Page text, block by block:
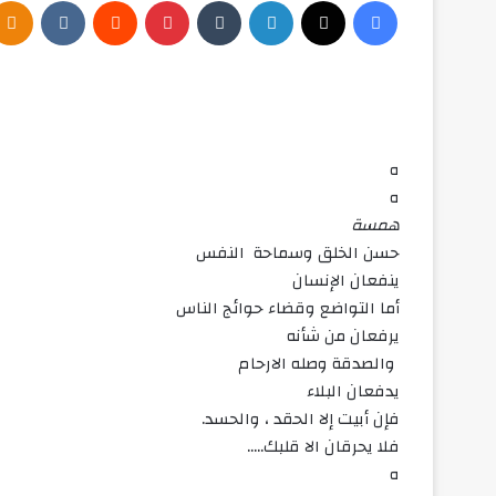
ه
ه
همسة
‏حسن الخلق وسماحة النفس
ينفعان الإنسان
‏أما التواضع وقضاء حوائج الناس
يرفعان من شأنه
‏ والصدقة وصله الارحام
يدفعان البلاء
فإن أبيت إلا الحقد ، والحسد.
فلا يحرقان الا قلبك…..
ه